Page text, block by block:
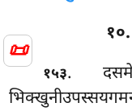
📜
१५३.